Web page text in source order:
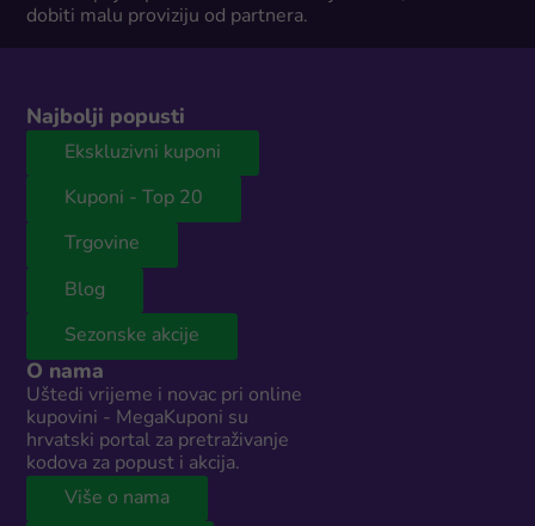
dobiti malu proviziju od partnera.
Najbolji popusti
Ekskluzivni kuponi
Kuponi - Top 20
Trgovine
Blog
Sezonske akcije
O nama
Uštedi vrijeme i novac pri online
kupovini - MegaKuponi su
hrvatski portal za pretraživanje
kodova za popust i akcija.
Više o nama